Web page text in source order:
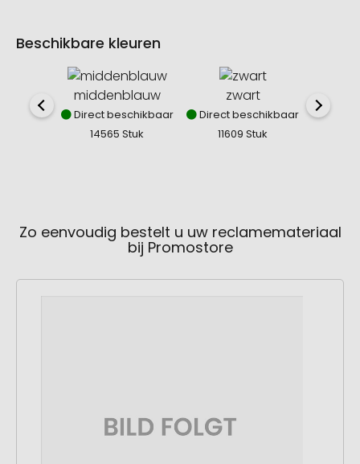
Beschikbare kleuren
middenblauw
Direct beschikbaar
14565 Stuk
zwart
Direct beschikbaar
11609 Stuk
Direct
Zo eenvoudig bestelt u uw reclamemateriaal
bij Promostore